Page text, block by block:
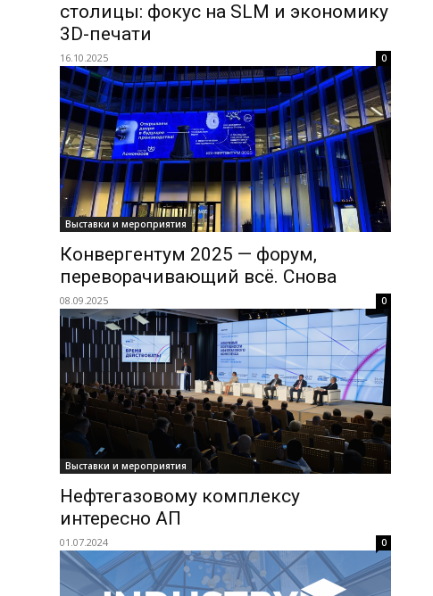
столицы: фокус на SLM и экономику
3D-печати
16.10.2025 0
Выставки и мероприятия
Конвергентум 2025 — форум,
переворачивающий всё. Снова
08.09.2025 0
Выставки и мероприятия
Нефтегазовому комплексу
интересно АП
01.07.2024 0